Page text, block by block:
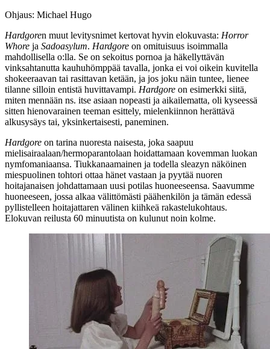
Ohjaus: Michael Hugo
Hardgoren muut levitysnimet kertovat hyvin elokuvasta: Horror
Whore ja Sadoasylum. Hardgore on omituisuus isoimmalla
mahdollisella o:lla. Se on sekoitus pornoa ja häkellyttävän
vinksahtanutta kauhuhömppää tavalla, jonka ei voi oikein kuvitella
shokeeraavan tai rasittavan ketään, ja jos joku näin tuntee, lienee
tilanne silloin entistä huvittavampi. Hardgore on esimerkki siitä,
miten mennään ns. itse asiaan nopeasti ja aikailematta, oli kyseessä
sitten hienovarainen teeman esittely, mielenkiinnon herättävä
alkusysäys tai, yksinkertaisesti, paneminen.
Hardgore on tarina nuoresta naisesta, joka saapuu
mielisairaalaan/hermoparantolaan hoidattamaan kovemman luokan
nymfomaniaansa. Tiukkanaamainen ja todella sleazyn näköinen
miespuolinen tohtori ottaa hänet vastaan ja pyytää nuoren
hoitajanaisen johdattamaan uusi potilas huoneeseensa. Saavumme
huoneeseen, jossa alkaa välittömästi päähenkilön ja tämän edessä
pyllistelleen hoitajattaren välinen kiihkeä rakastelukohtaus.
Elokuvan reilusta 60 minuutista on kulunut noin kolme.